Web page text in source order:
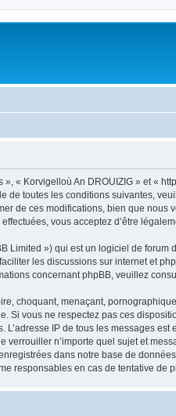
« Korvigelloù An DROUIZIG » et «
toutes les conditions suivantes,
de ces modifications, bien que
vous acceptez d’être
Limited ») qui est un logiciel de forum
les discussions sur internet et
concernant phpBB, veuillez
choquant, menaçant,
vous ne respectez pas ces
IP de tous les messages
n’importe quel sujet et
dans notre base de
responsables en cas de tentative de